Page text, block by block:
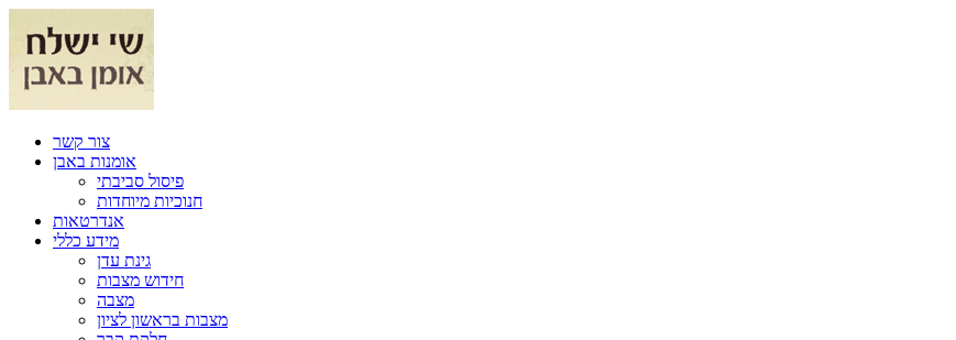
צור קשר
אומנות באבן
פיסול סביבתי
חנוכיות מיוחדות
אנדרטאות
מידע כללי
גינת עדן
חידוש מצבות
מצבה
מצבות בראשון לציון